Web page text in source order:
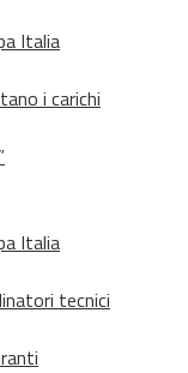
Italia
i carichi
Italia
tecnici